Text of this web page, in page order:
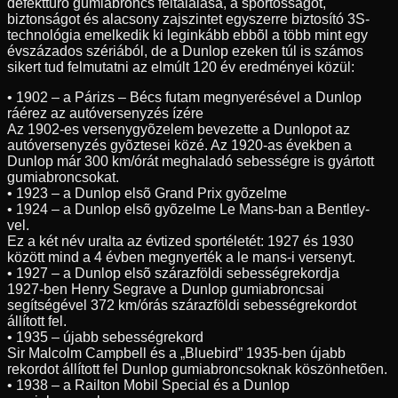
defekttûrõ gumiabroncs feltalálása, a sportosságot,
biztonságot és alacsony zajszintet egyszerre biztosító 3S-
technológia emelkedik ki leginkább ebbõl a több mint egy
évszázados szériából, de a Dunlop ezeken túl is számos
sikert tud felmutatni az elmúlt 120 év eredményei közül:
• 1902 – a Párizs – Bécs futam megnyerésével a Dunlop
ráérez az autóversenyzés ízére
Az 1902-es versenygyõzelem bevezette a Dunlopot az
autóversenyzés gyõztesei közé. Az 1920-as években a
Dunlop már 300 km/órát meghaladó sebességre is gyártott
gumiabroncsokat.
• 1923 – a Dunlop elsõ Grand Prix gyõzelme
• 1924 – a Dunlop elsõ gyõzelme Le Mans-ban a Bentley-
vel.
Ez a két név uralta az évtized sportéletét: 1927 és 1930
között mind a 4 évben megnyerték a le mans-i versenyt.
• 1927 – a Dunlop elsõ szárazföldi sebességrekordja
1927-ben Henry Segrave a Dunlop gumiabroncsai
segítségével 372 km/órás szárazföldi sebességrekordot
állított fel.
• 1935 – újabb sebességrekord
Sir Malcolm Campbell és a „Bluebird” 1935-ben újabb
rekordot állított fel Dunlop gumiabroncsoknak köszönhetõen.
• 1938 – a Railton Mobil Special és a Dunlop